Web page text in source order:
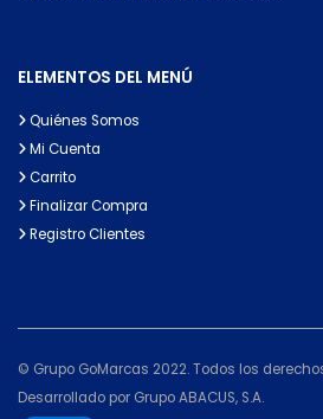
ELEMENTOS DEL MENÚ
Quiénes Somos
Mi Cuenta
Carrito
Finalizar Compra
Registro Clientes
© Grupo GoMarcas 2022. Todos los
Desarrollado por Grupo ABACUS, S.A.